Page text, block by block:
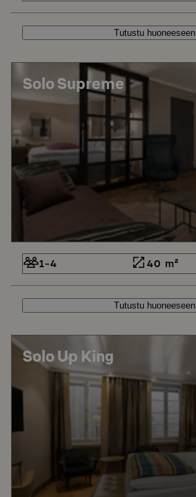
Tutustu huoneeseen
Solo Supreme
1-4 40 m²
Tutustu huoneeseen
Solo Up King